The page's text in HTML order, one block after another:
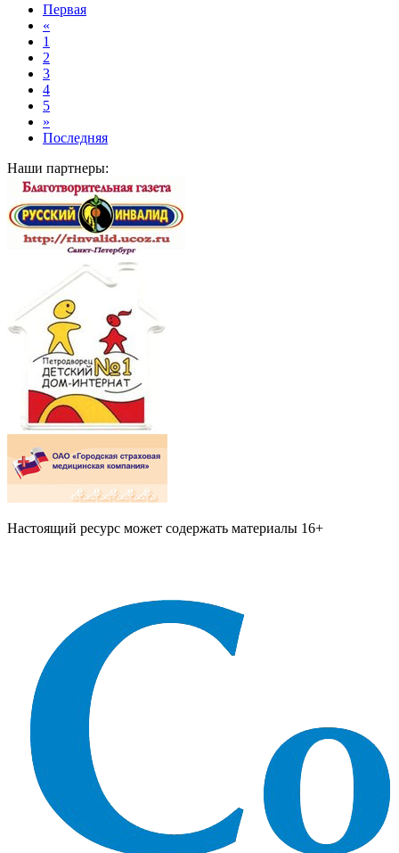
Первая
«
1
2
3
4
5
»
Последняя
Наши партнеры:
Настоящий ресурс может содержать материалы 16+